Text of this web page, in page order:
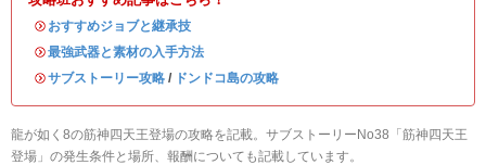
・ おすすめジョブと継承技
・最強武器と素材の入手方法
・サブストーリー攻略 / ドンドコ島の攻略
龍が如く8の筋神四天王登場の攻略を記載。サブストーリーNo38「筋神四天王
登場」の発生条件と場所、報酬についても記載しています。